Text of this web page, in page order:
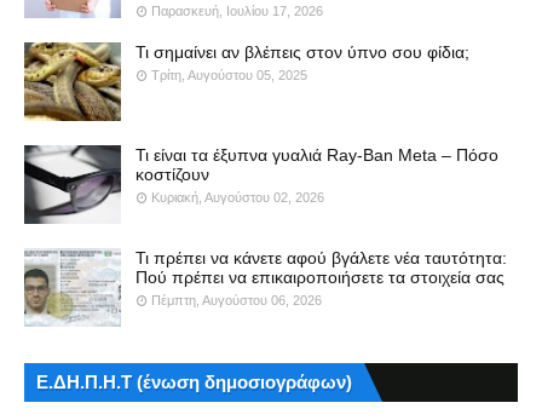
Παρασκευή, Ιουλίου 17, 2026
Τι σημαίνει αν βλέπεις στον ύπνο σου φίδια;
Τρίτη, Αυγούστου 05, 2025
Τι είναι τα έξυπνα γυαλιά Ray-Ban Meta – Πόσο
κοστίζουν
Κυριακή, Αυγούστου 02, 2026
Τι πρέπει να κάνετε αφού βγάλετε νέα ταυτότητα:
Πού πρέπει να επικαιροποιήσετε τα στοιχεία σας
Πέμπτη, Αυγούστου 06, 2026
Ε.ΔΗ.Π.Η.Τ (ένωση δημοσιογράφων)